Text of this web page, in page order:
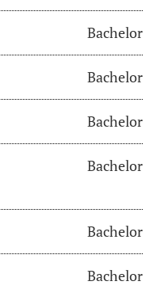
Bachelor
Bachelor
Bachelor
Bachelor
Bachelor
Bachelor